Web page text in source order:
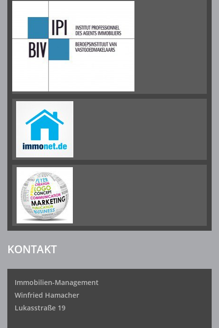
KONTAKT
Immobilien-Management
Winfried Hamacher
Lukasstraße 19